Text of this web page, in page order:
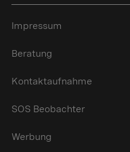
Impressum
Beratung
Kontaktaufnahme
SOS Beobachter
Werbung